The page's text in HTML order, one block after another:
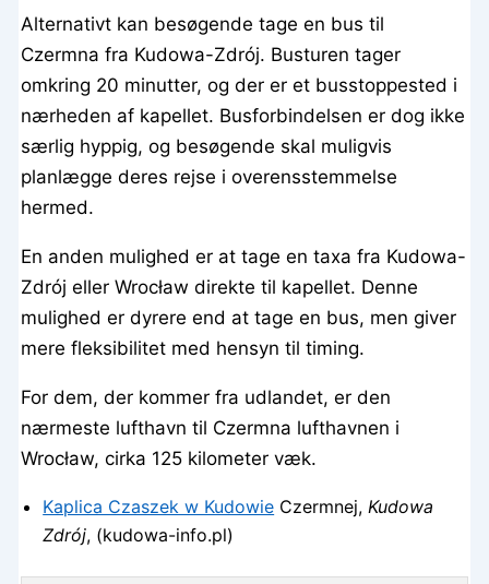
Alternativt kan besøgende tage en bus til
Czermna fra Kudowa-Zdrój. Busturen tager
omkring 20 minutter, og der er et busstoppested i
nærheden af kapellet. Busforbindelsen er dog ikke
særlig hyppig, og besøgende skal muligvis
planlægge deres rejse i overensstemmelse
hermed.
En anden mulighed er at tage en taxa fra Kudowa-
Zdrój eller Wrocław direkte til kapellet. Denne
mulighed er dyrere end at tage en bus, men giver
mere fleksibilitet med hensyn til timing.
For dem, der kommer fra udlandet, er den
nærmeste lufthavn til Czermna lufthavnen i
Wrocław, cirka 125 kilometer væk.
Kaplica Czaszek w Kudowie Czermnej, Kudowa
Zdrój, (kudowa-info.pl)